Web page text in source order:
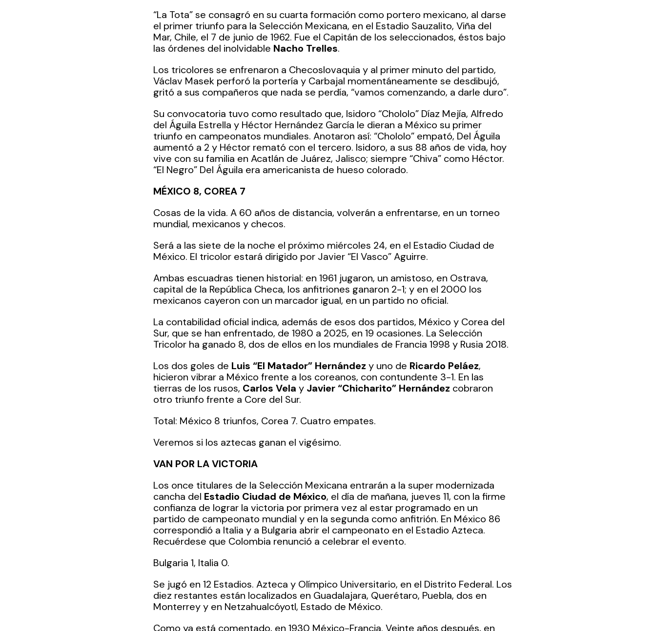
“La Tota” se consagró en su cuarta formación como portero mexicano, al darse
el primer triunfo para la Selección Mexicana, en el Estadio Sauzalito, Viña del
Mar, Chile, el 7 de junio de 1962. Fue el Capitán de los seleccionados, éstos bajo
las órdenes del inolvidable Nacho Trelles.
Los tricolores se enfrenaron a Checoslovaquia y al primer minuto del partido,
Václav Masek perforó la portería y Carbajal momentáneamente se desdibujó,
gritó a sus compañeros que nada se perdía, “vamos comenzando, a darle duro”.
Su convocatoria tuvo como resultado que, Isidoro “Chololo” Díaz Mejía, Alfredo
del Águila Estrella y Héctor Hernández García le dieran a México su primer
triunfo en campeonatos mundiales. Anotaron así: “Chololo” empató, Del Águila
aumentó a 2 y Héctor remató con el tercero. Isidoro, a sus 88 años de vida, hoy
vive con su familia en Acatlán de Juárez, Jalisco; siempre “Chiva” como Héctor.
“El Negro” Del Águila era americanista de hueso colorado.
MÉXICO 8, COREA 7
Cosas de la vida. A 60 años de distancia, volverán a enfrentarse, en un torneo
mundial, mexicanos y checos.
Será a las siete de la noche el próximo miércoles 24, en el Estadio Ciudad de
México. El tricolor estará dirigido por Javier “El Vasco” Aguirre.
Ambas escuadras tienen historial: en 1961 jugaron, un amistoso, en Ostrava,
capital de la República Checa, los anfitriones ganaron 2-1; y en el 2000 los
mexicanos cayeron con un marcador igual, en un partido no oficial.
La contabilidad oficial indica, además de esos dos partidos, México y Corea del
Sur, que se han enfrentado, de 1980 a 2025, en 19 ocasiones. La Selección
Tricolor ha ganado 8, dos de ellos en los mundiales de Francia 1998 y Rusia 2018.
Los dos goles de Luis “El Matador” Hernández y uno de Ricardo Peláez,
hicieron vibrar a México frente a los coreanos, con contundente 3-1. En las
tierras de los rusos, Carlos Vela y Javier “Chicharito” Hernández cobraron
otro triunfo frente a Core del Sur.
Total: México 8 triunfos, Corea 7. Cuatro empates.
Veremos si los aztecas ganan el vigésimo.
VAN POR LA VICTORIA
Los once titulares de la Selección Mexicana entrarán a la super modernizada
cancha del Estadio Ciudad de México, el día de mañana, jueves 11, con la firme
confianza de lograr la victoria por primera vez al estar programado en un
partido de campeonato mundial y en la segunda como anfitrión. En México 86
correspondió a Italia y a Bulgaria abrir el campeonato en el Estadio Azteca.
Recuérdese que Colombia renunció a celebrar el evento.
Bulgaria 1, Italia 0.
Se jugó en 12 Estadios. Azteca y Olímpico Universitario, en el Distrito Federal. Los
diez restantes están localizados en Guadalajara, Querétaro, Puebla, dos en
Monterrey y en Netzahualcóyotl, Estado de México.
Como ya está comentado, en 1930 México-Francia. Veinte años después, en